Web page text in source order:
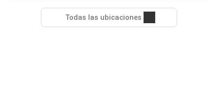
Todas las ubicaciones